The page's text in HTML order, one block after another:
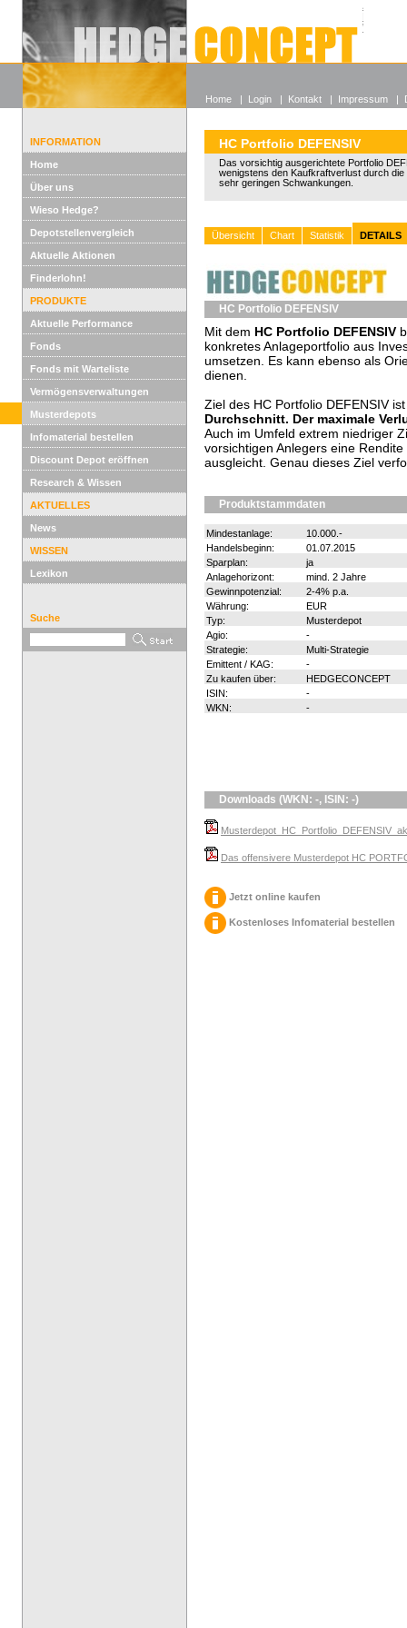
Alle
Wieso
INFORMATION
Home
Über uns
Wieso Hedge?
Depotstellenvergleich
Aktuelle Aktionen
Finderlohn!
PRODUKTE
Aktuelle Performance
Fonds
Fonds mit Warteliste
Vermögensverwaltungen
Musterdepots
Infomaterial bestellen
Discount Depot eröffnen
Research & Wissen
AKTUELLES
News
WISSEN
Lexikon
Suche
HC Portfolio DEFENSIV
Das vorsichtig ausgerichtete Portfolio
wenigstens den Kaufkraftverlust durch
sehr geringen Schwankungen.
Übersicht Chart Statistik DETAILS
HC Portfolio DEFENSIV
Mit dem HC Portfolio DEFENSIV
konkretes Anlageportfolio aus
umsetzen. Es kann ebenso als
dienen.
Ziel des HC Portfolio DEFENSIV
Durchschnitt. Der maximale
Auch im Umfeld extrem niedriger
vorsichtigen Anlegers eine
ausgleicht. Genau dieses Ziel
Produktstammdaten
Mindestanlage:
10.000.-
Handelsbeginn:
01.07.2015
Sparplan:
ja
Anlagehorizont:
mind. 2 Jahre
Gewinnpotenzial:
2-4% p.a.
Währung:
EUR
Typ:
Musterdepot
Agio:
-
Strategie:
Multi-Strategie
Emittent / KAG:
-
Zu kaufen über:
HEDGECONCEPT
ISIN:
-
WKN:
-
Downloads (WKN: -, ISIN: -)
Das offensivere Musterdepot HC
Jetzt online kaufen
Kostenloses Infomaterial bestellen
Home | Login | Kontakt | Impressum |